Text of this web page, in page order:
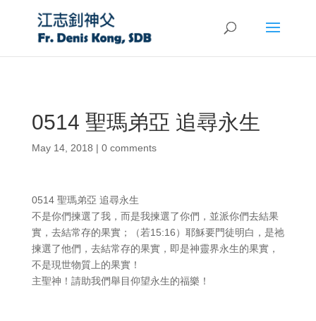
0514 聖瑪弟亞 追尋永生
May 14, 2018 | 0 comments
0514 聖瑪弟亞 追尋永生
不是你們揀選了我，而是我揀選了你們，並派你們去結果
實，去結常存的果實；（若15:16）耶穌要門徒明白，是祂
揀選了他們，去結常存的果實，即是神靈界永生的果實，
不是現世物質上的果實！
主聖神！請助我們舉目仰望永生的福樂！